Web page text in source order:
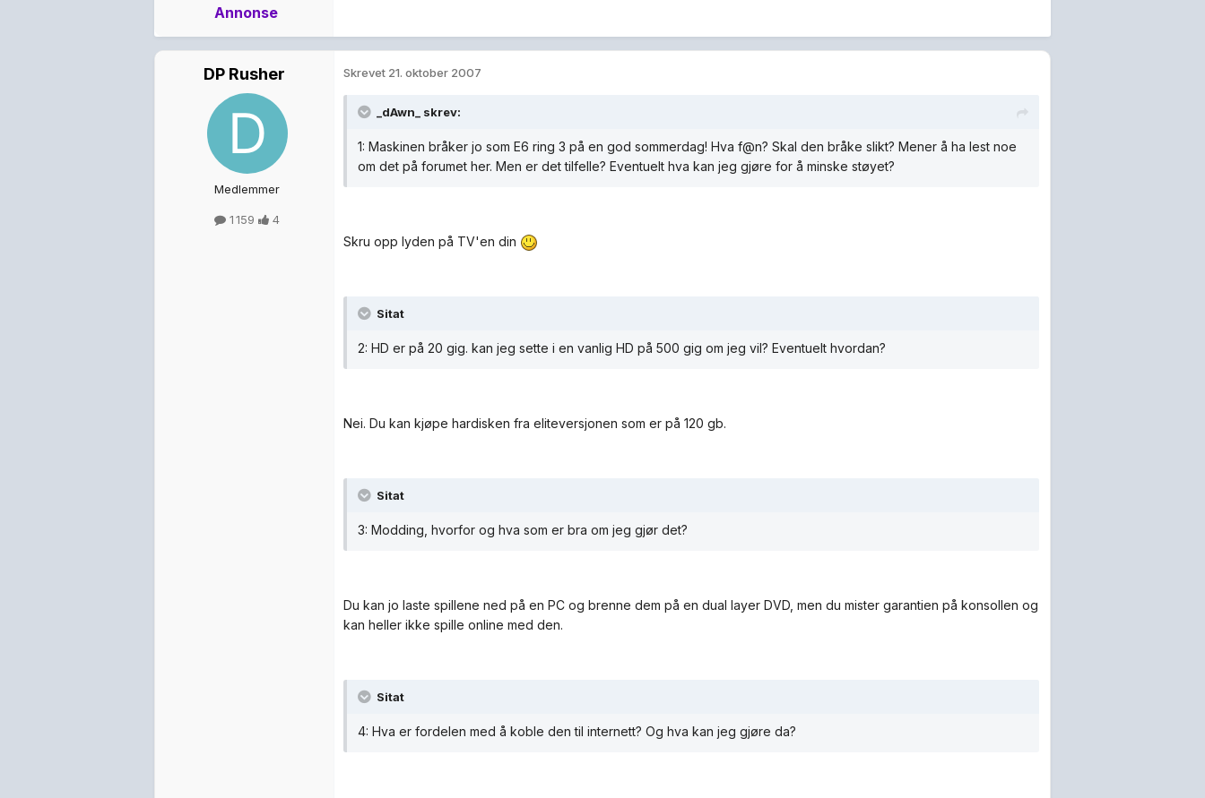
Annonse
DP Rusher
Medlemmer
1 159 4
Skrevet 21. oktober 2007
_dAwn_ skrev:
1: Maskinen bråker jo som E6 ring 3 på en god sommerdag! Hva f@n? Skal den bråke slikt? Mener å ha lest noe
om det på forumet her. Men er det tilfelle? Eventuelt hva kan jeg gjøre for å minske støyet?
Skru opp lyden på TV'en din
Sitat
2: HD er på 20 gig. kan jeg sette i en vanlig HD på 500 gig om jeg vil? Eventuelt hvordan?
Nei. Du kan kjøpe hardisken fra eliteversjonen som er på 120 gb.
Sitat
3: Modding, hvorfor og hva som er bra om jeg gjør det?
Du kan jo laste spillene ned på en PC og brenne dem på en dual layer DVD, men du mister garantien på konsollen og
kan heller ikke spille online med den.
Sitat
4: Hva er fordelen med å koble den til internett? Og hva kan jeg gjøre da?